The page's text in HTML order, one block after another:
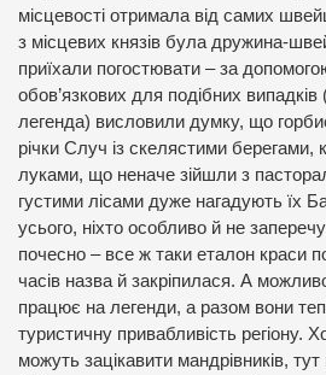
місцевості отримала від самих
з місцевих князів була дружина-
приїхали погостювати – за
обов’язкових для подібних
легенда) висловили думку, що
річки Случ із скелястими
луками, що неначе зійшли з
густими лісами дуже нагадують їх
усього, ніхто особливо й не
почесно – все ж таки еталон краси
часів назва й закріпилася. А
працює на легенди, а разом вони
туристичну привабливість регіону.
можуть зацікавити мандрівників,